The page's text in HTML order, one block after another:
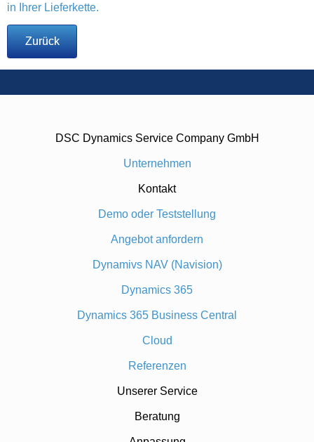
in Ihrer Lieferkette.
Zurück
DSC Dynamics Service Company GmbH
Unternehmen
Kontakt
Demo oder Teststellung
Angebot anfordern
Dynamivs NAV (Navision)
Dynamics 365
Dynamics 365 Business Central
Cloud
Referenzen
Unserer Service
Beratung